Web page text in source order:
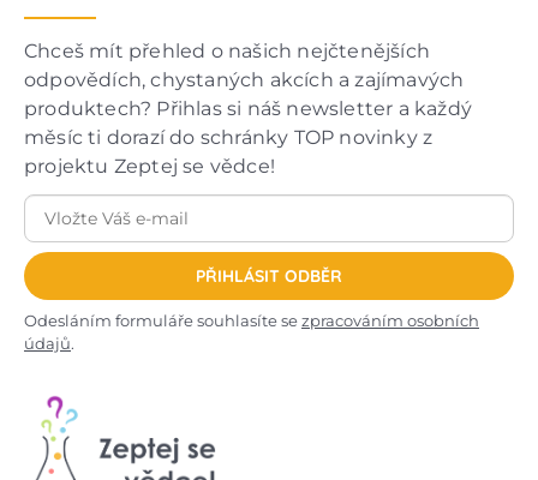
Chceš mít přehled o našich nejčtenějších
odpovědích, chystaných akcích a zajímavých
produktech? Přihlas si náš newsletter a každý
měsíc ti dorazí do schránky TOP novinky z
projektu Zeptej se vědce!
PŘIHLÁSIT ODBĚR
Odesláním formuláře souhlasíte sezpracováním osobních
údajů.